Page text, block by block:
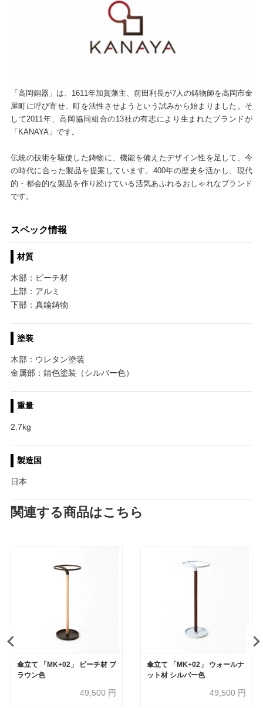
「高岡銅器」は、1611年加賀藩主、前田利長が7人の鋳物師を高岡市金
屋町に呼び寄せ、町を活性させようという試みから始まりました。そ
して2011年、高岡協同組合の13社の有志により生まれたブランドが
「KANAYA」です。
伝統の技術を駆使した鋳物に、機能を備えたデザイン性を足して、今
の時代に合った製品を提案しています。400年の歴史を活かし、現代
的・都会的な製品を作り続けている活気あふれるおしゃれなブランド
です。
スペック情報
材質
木部：ビーチ材
上部：アルミ
下部：真鍮鋳物
塗装
木部：ウレタン塗装
金属部：錆色塗装（シルバー色）
重量
2.7kg
製造国
日本
関連する商品はこちら
傘立て 「MK+02」 ビーチ材 ブ
ラウン色
49,500 円
傘立て 「MK+02」 ウォールナ
ット材 シルバー色
49,500 円